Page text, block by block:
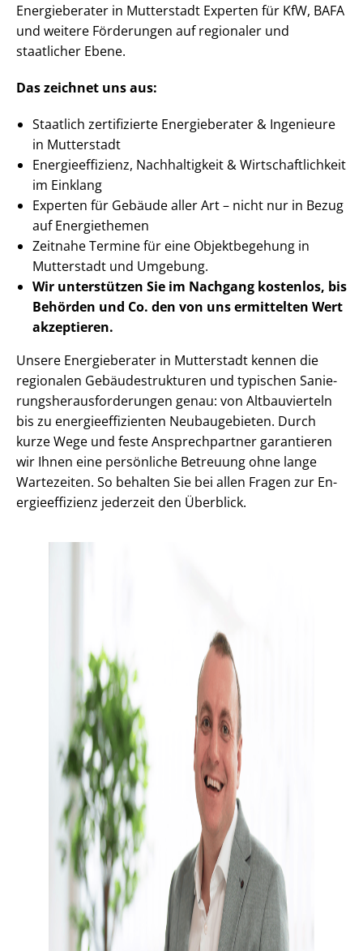
Energieberater in Mutterstadt Experten für KfW, BAFA
und weitere Förderungen auf regionaler und
staatlicher Ebene.
Das zeichnet uns aus:
Staatlich zertifizierte Energieberater & Ingenieure
in Mutterstadt
En­er­gie­ef­fi­zi­enz, Nachhaltigkeit & Wirt­schaft­lich­keit
im Einklang
Experten für Gebäude aller Art – nicht nur in Bezug
auf Energiethemen
Zeitnahe Termine für eine Objektbegehung in
Mutterstadt und Umgebung.
Wir unterstützen Sie im Nachgang kostenlos, bis
Behörden und Co. den von uns ermittelten Wert
akzeptieren.
Unsere Energieberater in Mutterstadt kennen die
regionalen Ge­bäu­de­struk­tu­ren und typischen Sa­nie­
rungs­her­aus­for­de­run­gen genau: von Altbauvierteln
bis zu en­er­gie­ef­fi­zi­en­ten Neubaugebieten. Durch
kurze Wege und feste Ansprechpartner garantieren
wir Ihnen eine persönliche Betreuung ohne lange
Wartezeiten. So behalten Sie bei allen Fragen zur En­
er­gie­ef­fi­zi­enz jederzeit den Überblick.